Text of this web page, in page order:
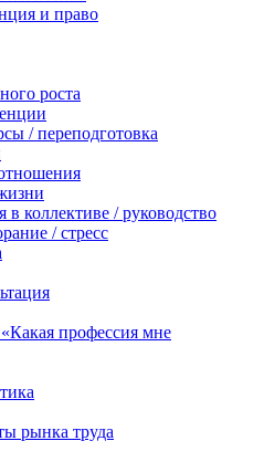
и право
роста
/ переподготовка
коллективе / руководство
/ стресс
профессия мне
рынка труда